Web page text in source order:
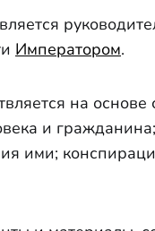
Императором.
на
и
ими;